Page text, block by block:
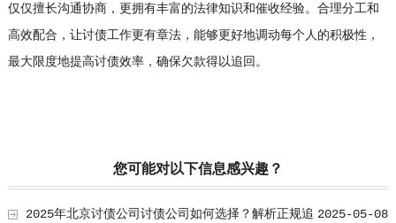
仅仅擅长沟通协商，更拥有丰富的法律知识和催收经验。合理分工和
高效配合，让讨债工作更有章法，能够更好地调动每个人的积极性，
最大限度地提高讨债效率，确保欠款得以追回。
您可能对以下信息感兴趣？
2025-05-08
2025年北京讨债公司讨债公司如何选择？解析正规追